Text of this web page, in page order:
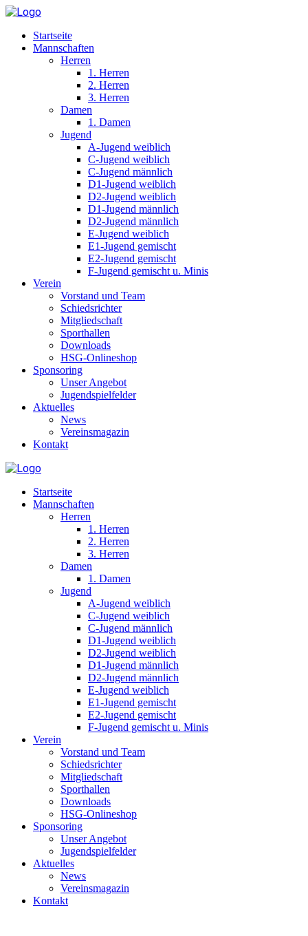
Startseite
Mannschaften
Herren
1. Herren
2. Herren
3. Herren
Damen
1. Damen
Jugend
A-Jugend weiblich
C-Jugend weiblich
C-Jugend männlich
D1-Jugend weiblich
D2-Jugend weiblich
D1-Jugend männlich
D2-Jugend männlich
E-Jugend weiblich
E1-Jugend gemischt
E2-Jugend gemischt
F-Jugend gemischt u. Minis
Verein
Vorstand und Team
Schiedsrichter
Mitgliedschaft
Sporthallen
Downloads
HSG-Onlineshop
Sponsoring
Unser Angebot
Jugendspielfelder
Aktuelles
News
Vereinsmagazin
Kontakt
Startseite
Mannschaften
Herren
1. Herren
2. Herren
3. Herren
Damen
1. Damen
Jugend
A-Jugend weiblich
C-Jugend weiblich
C-Jugend männlich
D1-Jugend weiblich
D2-Jugend weiblich
D1-Jugend männlich
D2-Jugend männlich
E-Jugend weiblich
E1-Jugend gemischt
E2-Jugend gemischt
F-Jugend gemischt u. Minis
Verein
Vorstand und Team
Schiedsrichter
Mitgliedschaft
Sporthallen
Downloads
HSG-Onlineshop
Sponsoring
Unser Angebot
Jugendspielfelder
Aktuelles
News
Vereinsmagazin
Kontakt